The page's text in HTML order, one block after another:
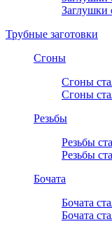
Заглушки
Трубные заготовки
Сгоны
Сгоны
Сгоны
Резьбы
Резьбы
Резьбы
Бочата
Бочата
Бочата